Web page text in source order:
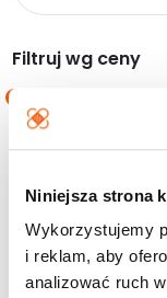
Niniejsza strona
Wykorzystujemy
i reklam, aby
analizować ruch
Filtruj wg ceny